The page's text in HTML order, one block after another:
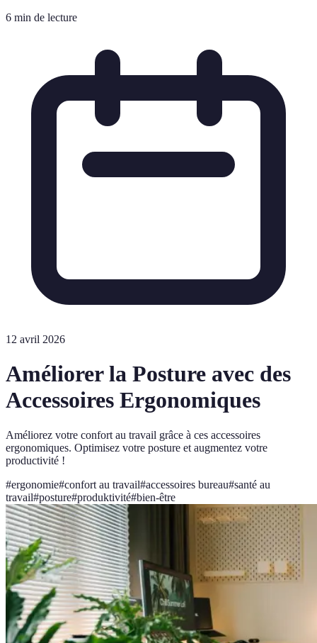
6 min de lecture
12 avril 2026
Améliorer la Posture avec des
Accessoires Ergonomiques
Améliorez votre confort au travail grâce à ces accessoires
ergonomiques. Optimisez votre posture et augmentez votre
productivité !
#ergonomie#confort au travail#accessoires bureau#santé au
travail#posture#produktivité#bien-être